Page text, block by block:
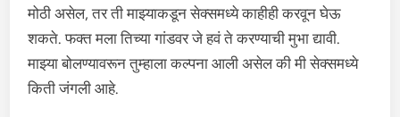
मोठी असेल, तर ती माझ्याकडून सेक्समध्ये काहीही करवून घेऊ
शकते. फक्त मला तिच्या गांडवर जे हवं ते करण्याची मुभा द्यावी.
माझ्या बोलण्यावरून तुम्हाला कल्पना आली असेल की मी सेक्समध्ये
किती जंगली आहे.